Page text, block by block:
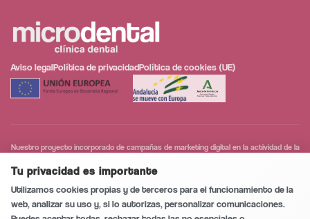
Aviso legalPolítica de privacidadPolítica de cookies (UE)
Nuestro proyecto incorporado de campañas de marketing digital en la actividad de la
modernización digital y a la mejora de la competitividad de las personas trabajadoras
autónomas y microempresas.
Tu privacidad es importante
Utilizamos cookies propias y de terceros para el funcionamiento de la
web, analizar su uso y, si lo autorizas, personalizar comunicaciones.